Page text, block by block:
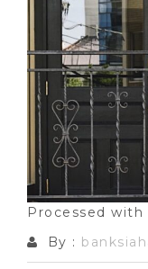
Processed with
By :